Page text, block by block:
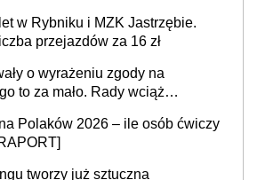
w Rybniku i MZK Jastrzębie.
przejazdów za 16 zł
o wyrażeniu zgody na
to za mało. Rady wciąż
Polaków 2026 – ile osób ćwiczy
tworzy już sztuczna